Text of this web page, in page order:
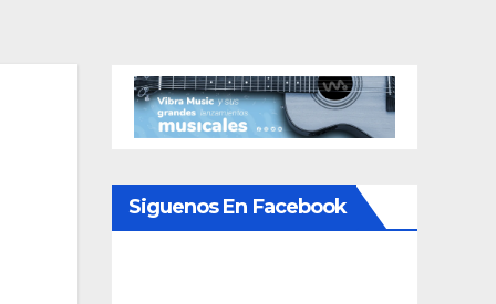
Siguenos En Facebook